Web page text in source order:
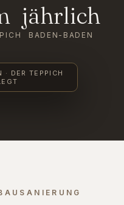
jährlich
BADEN-BADEN
· DER TEPPICH